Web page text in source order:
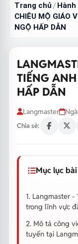
Trang chủ /
CHIÊU MỘ GIÁO
NGỘ HẤP DẪN
TIẾNG
HẤP DẪN
Langmaster
Chia sẻ:
Mục lục
1. Langmaster
trong lĩnh vực
2. Mô tả công
tuyến tại